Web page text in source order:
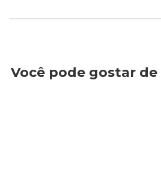
Você pode gostar